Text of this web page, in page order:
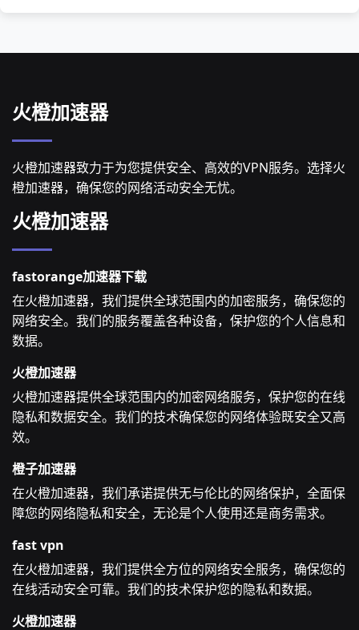
火橙加速器
火橙加速器致力于为您提供安全、高效的VPN服务。选择火
橙加速器，确保您的网络活动安全无忧。
火橙加速器
fastorange加速器下载
在火橙加速器，我们提供全球范围内的加密服务，确保您的
网络安全。我们的服务覆盖各种设备，保护您的个人信息和
数据。
火橙加速器
火橙加速器提供全球范围内的加密网络服务，保护您的在线
隐私和数据安全。我们的技术确保您的网络体验既安全又高
效。
橙子加速器
在火橙加速器，我们承诺提供无与伦比的网络保护，全面保
障您的网络隐私和安全，无论是个人使用还是商务需求。
fast vpn
在火橙加速器，我们提供全方位的网络安全服务，确保您的
在线活动安全可靠。我们的技术保护您的隐私和数据。
火橙加速器